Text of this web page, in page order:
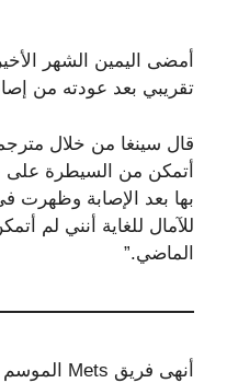
أمضى اليمين الشهر
تقريبي بعد عودته من
قال سينغا من خلال
أتمكن من السيطرة على
بها بعد الإصابة وظهرت
للآمال للغاية أنني لم
الماضي.”